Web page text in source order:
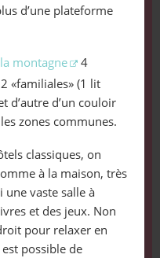
d’une plateforme
montagne
4
«familiales» (1 lit
d’autre d’un couloir
zones communes.
classiques, on
à la maison, très
une vaste salle à
et des jeux. Non
pour relaxer en
possible de